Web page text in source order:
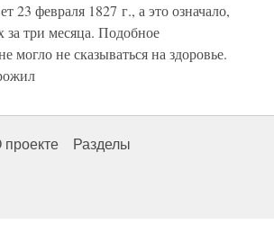
23 февраля 1827 г., а это означало,
за три месяца. Подобное
могло не сказываться на здоровье.
проекте Разделы